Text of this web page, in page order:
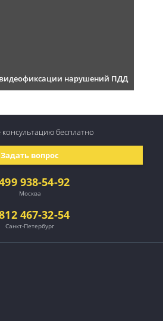
нарушений ПДД
938-54-92
Москва
467-32-54
Санкт-Петербург
Задать вопрос
консультациюбесплатно